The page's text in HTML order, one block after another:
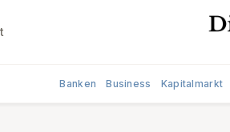
Banken Business Kapitalmarkt